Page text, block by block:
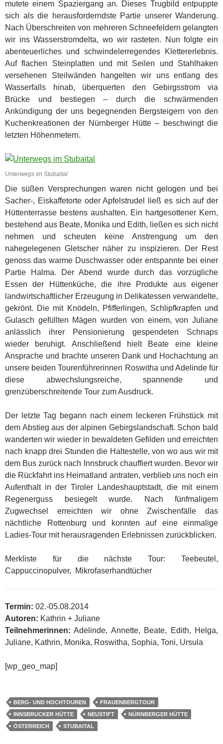
mutete einem Spaziergang an. Dieses Trugbild entpuppte
sich als die herausforderndste Partie unserer Wanderung.
Nach Überschreiten von mehreren Schneefeldern gelangten
wir ins Wasserstromdelta, wo wir rasteten. Nun folgte ein
abenteuerliches und schwindelerregendes Klettererlebnis.
Auf flachen Steinplatten und mit Seilen und Stahlhaken
versehenen Steilwänden hangelten wir uns entlang des
Wasserfalls hinab, überquerten den Gebirgsstrom via
Brücke und bestiegen – durch die schwärmenden
Ankündigung der uns begegnenden Bergsteigern von den
Kuchenkreationen der Nürnberger Hütte – beschwingt die
letzten Höhenmetern.
Unterwegs im Stubaital
Die süßen Versprechungen waren nicht gelogen und bei
Sacher-, Eiskaffetorte oder Apfelstrudel ließ es sich auf der
Hüttenterrasse bestens aushalten. Ein hartgesottener Kern,
bestehend aus Beate, Monika und Edith, ließen es sich nicht
nehmen und scheuten keine Anstrengung um den
nahegelegenen Gletscher näher zu inspizieren. Der Rest
genoss das warme Duschwasser oder entspannte bei einer
Partie Halma. Der Abend wurde durch das vorzügliche
Essen der Hüttenküche, die ihre Produkte aus eigener
landwirtschaftlicher Erzeugung in Delikatessen verwandelte,
gekrönt. Die mit Knödeln, Pfifferlingen, Schlipfkrapfen und
Gulasch gefüllten Mägen wurden von einem, von Juliane
anlässlich ihrer Pensionierung gespendeten Schnaps
wieder beruhigt. Anschließend hielt Beate eine kleine
Ansprache und brachte unseren Dank und Hochachtung an
unsere beiden Tourenführerinnen Roswitha und Adelinde für
diese abwechslungsreiche, spannende und
grenzüberschreitende Tour zum Ausdruck.
Der letzte Tag begann nach einem leckeren Frühstück mit
dem Abstieg aus der alpinen Gebirgslandschaft. Schon bald
wanderten wir wieder in bewaldeten Gefilden und erreichten
nach knapp drei Stunden die Haltestelle, von wo aus wir mit
dem Bus zurück nach Innsbruck chauffiert wurden. Bevor wir
die Rückfahrt ins Heimatland antraten, verblieb uns noch ein
Aufenthalt in der Tiroler Landeshauptstadt, die mit einem
Regenerguss besiegelt wurde. Nach fünfmaligem
Zugwechsel erreichten wir ohne Zwischenfälle das
nächtliche Rottenburg und konnten auf eine einmalige
Ladies-Tour mit herausragenden Erlebnissen zurückblicken.
Merkliste für die nächste Tour: Teebeutel,
Cappuccinopulver, Mikrofaserhandtücher
Termin: 02.-05.08.2014
Autoren: Kathrin + Juliane
Teilnehmerinnen: Adelinde, Annette, Beate, Edith, Helga,
Juliane, Kathrin, Monika, Roswitha, Sophia, Toni, Ursula
[wp_geo_map]
BERG- UND HOCHTOUREN
FRAUENBERGTOUR
INNSBRUCKER HÜTTE
NEUSTIFT
NÜRNBERGER HÜTTE
ÖSTERREICH
STUBAITAL